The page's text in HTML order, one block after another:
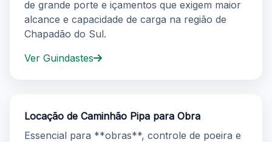
de grande porte e içamentos que exigem maior
alcance e capacidade de carga na região de
Chapadão do Sul.
Ver Guindastes
Locação de Caminhão Pipa para Obra
Essencial para **obras**, controle de poeira e